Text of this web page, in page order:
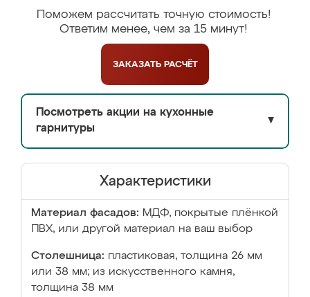
Поможем рассчитать точную стоимость!
Ответим менее, чем за 15 минут!
ЗАКАЗАТЬ РАСЧЁТ
Посмотреть акции на кухонные
гарнитуры
▼
Характеристики
Материал фасадов: МДФ, покрытые плёнкой
ПВХ, или другой материал на ваш выбор
Столешница: пластиковая, толщина 26 мм
или 38 мм; из искусственного камня,
толщина 38 мм